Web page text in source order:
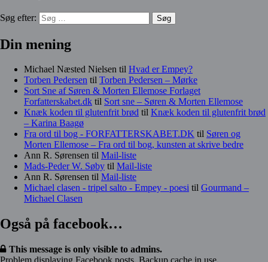
Søg efter:
Din mening
Michael Næsted Nielsen til Hvad er Empey?
Torben Pedersen til Torben Pedersen – Mørke
Sort Sne af Søren & Morten Ellemose Forlaget
Forfatterskabet.dk til Sort sne – Søren & Morten Ellemose
Knæk koden til glutenfrit brød til Knæk koden til glutenfrit brød
– Karina Baagø
Fra ord til bog - FORFATTERSKABET.DK til Søren og
Morten Ellemose – Fra ord til bog, kunsten at skrive bedre
Ann R. Sørensen til Mail-liste
Mads-Peder W. Søby til Mail-liste
Ann R. Sørensen til Mail-liste
Michael clasen - tripel salto - Empey - poesi til Gourmand –
Michael Clasen
Også på facebook…
This message is only visible to admins.